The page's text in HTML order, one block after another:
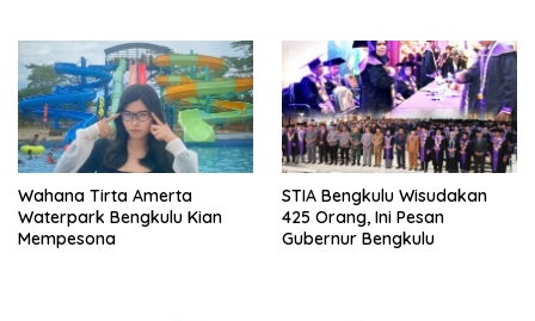
Wahana Tirta Amerta
Waterpark Bengkulu Kian
Mempesona
STIA Bengkulu Wisudakan
425 Orang, Ini Pesan
Gubernur Bengkulu